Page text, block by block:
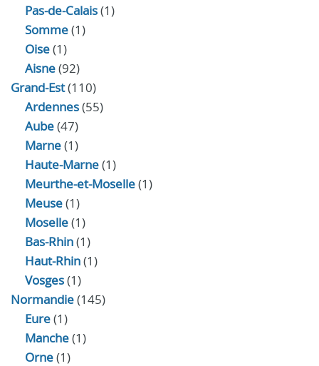
Pas-de-Calais(1)
Somme(1)
Oise(1)
Aisne(92)
Grand-Est(110)
Ardennes(55)
Aube(47)
Marne(1)
Haute-Marne(1)
Meurthe-et-Moselle(1)
Meuse(1)
Moselle(1)
Bas-Rhin(1)
Haut-Rhin(1)
Vosges(1)
Normandie(145)
Eure(1)
Manche(1)
Orne(1)